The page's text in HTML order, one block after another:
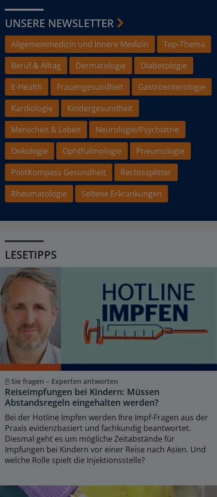
UNSERE NEWSLETTER
Allgemeinmedizin und Innere Medizin
Top-Thema
Beruf & Alltag
Dermatologie
Diabetologie
E-Health
Frauengesundheit
Gastroenterologie
Kardiologie
Kindergesundheit
Menschen & Leben
Neurologie/Psychiatrie
Onkologie
Ophthalmologie
Pneumologie
PolitKompass Gesundheit
Rechtssplitter
Rheumatologie
Seltene Erkrankungen
LESETIPPS
Sie fragen – Experten antworten
Reiseimpfungen bei Kindern: Müssen
Abstandsregeln eingehalten werden?
Bei der Hotline Impfen werden Ihre Impf-Fragen aus der
Praxis evidenzbasiert und fachkundig beantwortet.
Diesmal geht es um mögliche Zeitabstände für
Impfungen bei Kindern vor einer Reise nach Asien. Und
welche Rolle spielt die Injektionsstelle?